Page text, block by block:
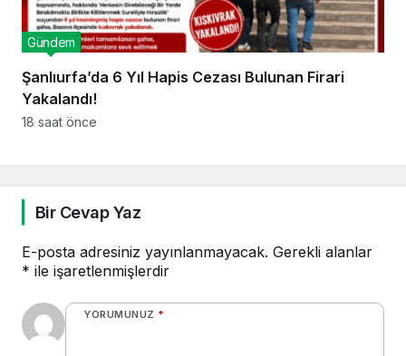
Şanlıurfa’da 6 Yıl Hapis Cezası Bulunan Firari
Yakalandı!
Gündem
18 saat önce
Bir Cevap Yaz
E-posta adresiniz yayınlanmayacak. Gerekli alanlar
* ile işaretlenmişlerdir
YORUMUNUZ *